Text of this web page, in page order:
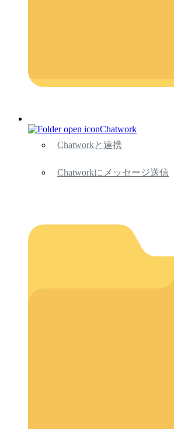
Chatwork
Chatworkと連携
Chatworkにメッセージ送信